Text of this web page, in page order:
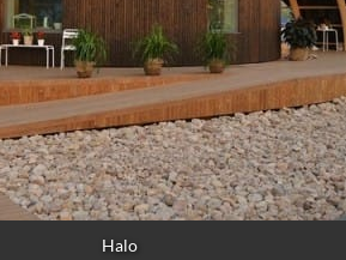
la Casa Halo
países distintos.